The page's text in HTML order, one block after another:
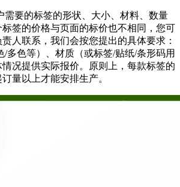
需要的标签的形状、大小、材料、数量
签的价格与页面的标价也不相同，您可
人联系，我们会按您提出的具体要求：
/多色等）、材质（或标签/贴纸/条形码用
况提供实际报价。原则上，每款标签的
量以上才能安排生产。